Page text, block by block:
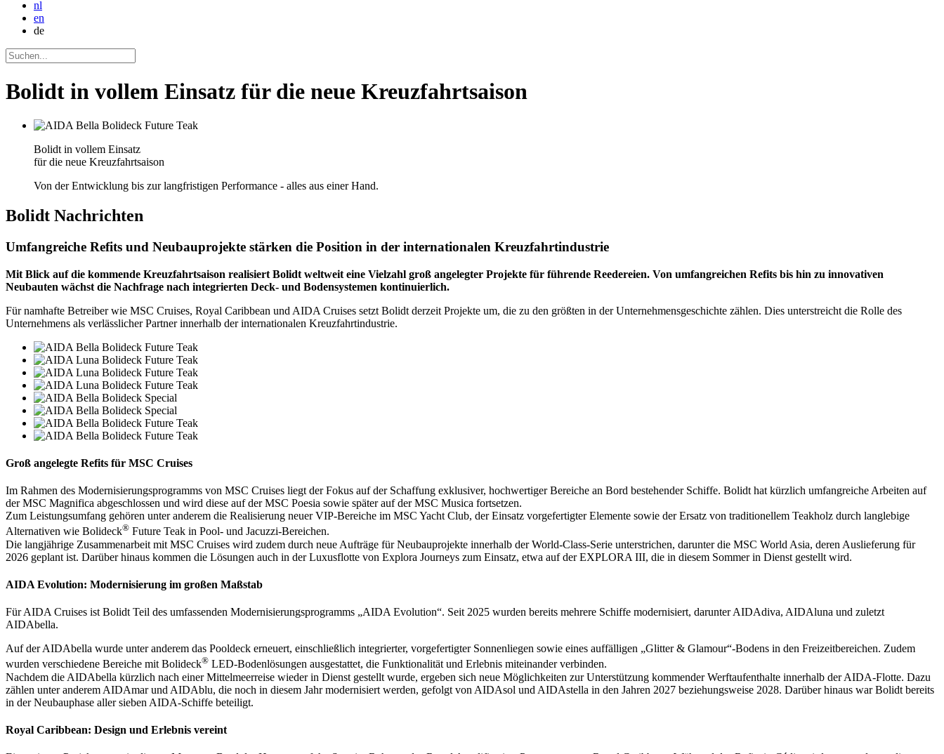
nl
en
de
Bolidt in vollem Einsatz für die neue Kreuzfahrtsaison
Bolidt in vollem Einsatz
für die neue Kreuzfahrtsaison
Von der Entwicklung bis zur langfristigen Performance - alles aus einer Hand.
Bolidt Nachrichten
Umfangreiche Refits und Neubauprojekte stärken die Position in der internationalen Kreuzfahrtindustrie
Mit Blick auf die kommende Kreuzfahrtsaison realisiert Bolidt weltweit eine Vielzahl groß angelegter Projekte für führende Reedereien. Von umfangreichen Refits bis hin zu innovativen
Neubauten wächst die Nachfrage nach integrierten Deck- und Bodensystemen kontinuierlich.
Für namhafte Betreiber wie MSC Cruises, Royal Caribbean und AIDA Cruises setzt Bolidt derzeit Projekte um, die zu den größten in der Unternehmensgeschichte zählen. Dies unterstreicht die Rolle des
Unternehmens als verlässlicher Partner innerhalb der internationalen Kreuzfahrtindustrie.
Groß angelegte Refits für MSC Cruises
Im Rahmen des Modernisierungsprogramms von MSC Cruises liegt der Fokus auf der Schaffung exklusiver, hochwertiger Bereiche an Bord bestehender Schiffe. Bolidt hat kürzlich umfangreiche Arbeiten auf
der MSC Magnifica abgeschlossen und wird diese auf der MSC Poesia sowie später auf der MSC Musica fortsetzen.
Zum Leistungsumfang gehören unter anderem die Realisierung neuer VIP-Bereiche im MSC Yacht Club, der Einsatz vorgefertigter Elemente sowie der Ersatz von traditionellem Teakholz durch langlebige
Alternativen wie Bolideck® Future Teak in Pool- und Jacuzzi-Bereichen.
Die langjährige Zusammenarbeit mit MSC Cruises wird zudem durch neue Aufträge für Neubauprojekte innerhalb der World-Class-Serie unterstrichen, darunter die MSC World Asia, deren Auslieferung für
2026 geplant ist. Darüber hinaus kommen die Lösungen auch in der Luxusflotte von Explora Journeys zum Einsatz, etwa auf der EXPLORA III, die in diesem Sommer in Dienst gestellt wird.
AIDA Evolution: Modernisierung im großen Maßstab
Für AIDA Cruises ist Bolidt Teil des umfassenden Modernisierungsprogramms „AIDA Evolution“. Seit 2025 wurden bereits mehrere Schiffe modernisiert, darunter AIDAdiva, AIDAluna und zuletzt
AIDAbella.
Auf der AIDAbella wurde unter anderem das Pooldeck erneuert, einschließlich integrierter, vorgefertigter Sonnenliegen sowie eines auffälligen „Glitter & Glamour“-Bodens in den Freizeitbereichen. Zudem
wurden verschiedene Bereiche mit Bolideck® LED-Bodenlösungen ausgestattet, die Funktionalität und Erlebnis miteinander verbinden.
Nachdem die AIDAbella kürzlich nach einer Mittelmeerreise wieder in Dienst gestellt wurde, ergeben sich neue Möglichkeiten zur Unterstützung kommender Werftaufenthalte innerhalb der AIDA-Flotte. Dazu
zählen unter anderem AIDAmar und AIDAblu, die noch in diesem Jahr modernisiert werden, gefolgt von AIDAsol und AIDAstella in den Jahren 2027 beziehungsweise 2028. Darüber hinaus war Bolidt bereits
in der Neubauphase aller sieben AIDA-Schiffe beteiligt.
Royal Caribbean: Design und Erlebnis vereint